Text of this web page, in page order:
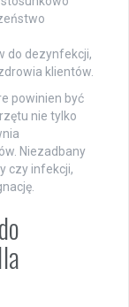
do dezynfekcji,
klientów.
powinien być
nie tylko
Niezadbany
czy infekcji,